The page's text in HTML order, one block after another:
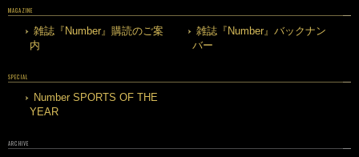
MAGAZINE
雑誌『Number』購読のご案
内
雑誌『Number』バックナン
バー
SPECIAL
Number SPORTS OF THE
YEAR
ARCHIVE